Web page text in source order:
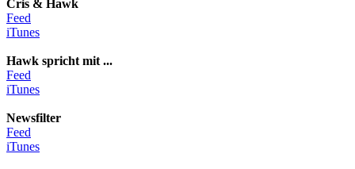
Cris & Hawk
Feed
iTunes
Hawk spricht mit ...
Feed
iTunes
Newsfilter
Feed
iTunes